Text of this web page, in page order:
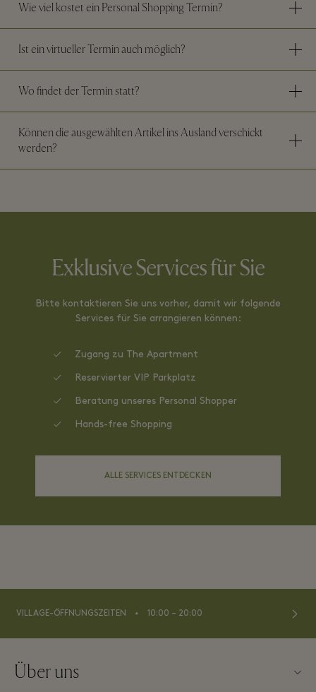
Wie viel kostet ein Personal Shopping Termin?
Ist ein virtueller Termin auch möglich?
Wo findet der Termin statt?
Können die ausgewählten Artikel ins Ausland verschickt
werden?
Exklusive Services für Sie
Bitte kontaktieren Sie uns vorher, damit wir folgende
Services für Sie arrangieren können:
Zugang zu The Apartment
Reservierter VIP Parkplatz
Beratung unseres Personal Shopper
Hands-free Shopping
ALLE SERVICES ENTDECKEN
VILLAGE-ÖFFNUNGSZEITEN ⬩ 10:00 – 20:00
Über uns